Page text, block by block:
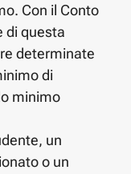
Con il Conto
di questa
determinate
di
minimo
un
o un